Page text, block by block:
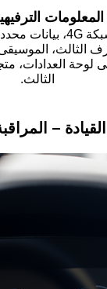
4
G ، بيانات
الثالث،
لوحة العدادات،
الثالث.
–